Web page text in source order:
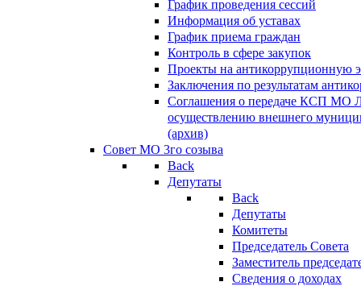
График проведения сессий
Информация об уставах
График приема граждан
Контроль в сфере закупок
Проекты на антикоррупционную
Заключения по результатам
Соглашения о передаче КСП МО
осуществлению внешнего
(архив)
Совет МО 3го созыва
Back
Депутаты
Back
Депутаты
Комитеты
Председатель Совета
Заместитель
Сведения о доходах